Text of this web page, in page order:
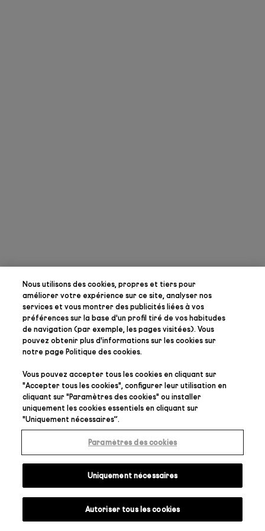
Nous utilisons des cookies, propres et tiers pour
améliorer votre expérience sur ce site, analyser nos
services et vous montrer des publicités liées à vos
préférencessur la base d'un profil tiré de vos habitudes
de navigation (par exemple, les pages visitées). Vous
pouvez obtenir plus d'informations sur les cookies sur
notre pagePolitique des cookies.
Vous pouvez accepter tous les cookies en cliquant sur
"Accepter tous les cookies", configurer leur utilisation en
cliquant sur "Paramètres des cookies" ou installer
uniquement les cookies essentiels en cliquant sur
"Uniquement nécessaires”.
Paramètres des cookies
Uniquement nécessaires
Autoriser tous les cookies